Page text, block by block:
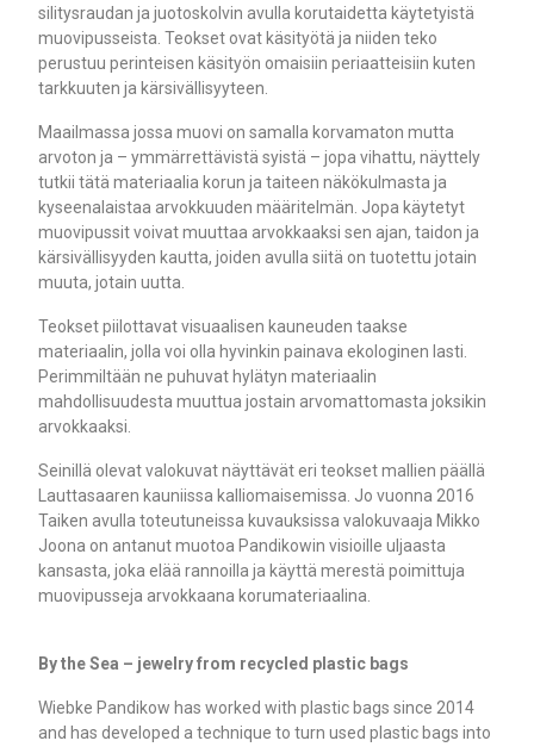
silitysraudan ja juotoskolvin avulla korutaidetta käytetyistä
muovipusseista. Teokset ovat käsityötä ja niiden teko
perustuu perinteisen käsityön omaisiin periaatteisiin kuten
tarkkuuten ja kärsivällisyyteen.
Maailmassa jossa muovi on samalla korvamaton mutta
arvoton ja – ymmärrettävistä syistä – jopa vihattu, näyttely
tutkii tätä materiaalia korun ja taiteen näkökulmasta ja
kyseenalaistaa arvokkuuden määritelmän. Jopa käytetyt
muovipussit voivat muuttaa arvokkaaksi sen ajan, taidon ja
kärsivällisyyden kautta, joiden avulla siitä on tuotettu jotain
muuta, jotain uutta.
Teokset piilottavat visuaalisen kauneuden taakse
materiaalin, jolla voi olla hyvinkin painava ekologinen lasti.
Perimmiltään ne puhuvat hylätyn materiaalin
mahdollisuudesta muuttua jostain arvomattomasta joksikin
arvokkaaksi.
Seinillä olevat valokuvat näyttävät eri teokset mallien päällä
Lauttasaaren kauniissa kalliomaisemissa. Jo vuonna 2016
Taiken avulla toteutuneissa kuvauksissa valokuvaaja Mikko
Joona on antanut muotoa Pandikowin visioille uljaasta
kansasta, joka elää rannoilla ja käyttä merestä poimittuja
muovipusseja arvokkaana korumateriaalina.
By the Sea – jewelry from recycled plastic bags
Wiebke Pandikow has worked with plastic bags since 2014
and has developed a technique to turn used plastic bags into